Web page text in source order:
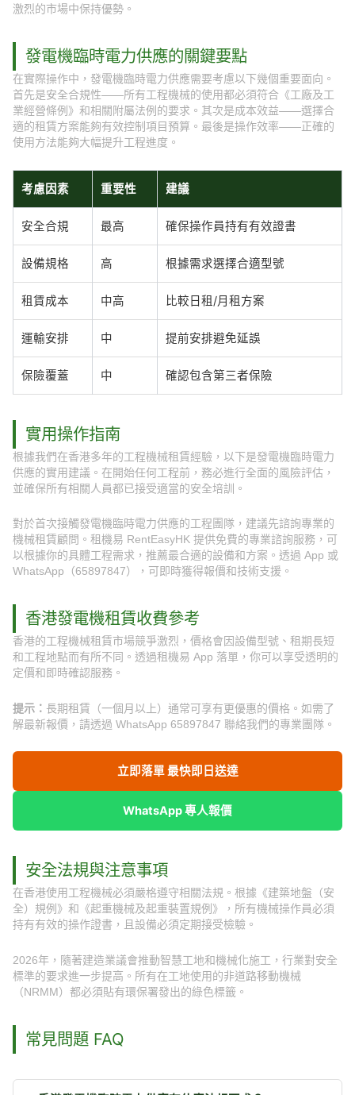
激烈的市場中保持優勢。
發電機臨時電力供應的關鍵要點
在實際操作中，發電機臨時電力供應需要考慮以下幾個重要面向。
首先是安全合規性——所有工程機械的使用都必須符合《工廠及工
業經營條例》和相關附屬法例的要求。其次是成本效益——選擇合
適的租賃方案能夠有效控制項目預算。最後是操作效率——正確的
使用方法能夠大幅提升工程進度。
考慮因素 重要性 建議
安全合規 最高 確保操作員持有有效證書
設備規格 高 根據需求選擇合適型號
租賃成本 中高 比較日租/月租方案
運輸安排 中 提前安排避免延誤
保險覆蓋 中 確認包含第三者保險
實用操作指南
根據我們在香港多年的工程機械租賃經驗，以下是發電機臨時電力
供應的實用建議。在開始任何工程前，務必進行全面的風險評估，
並確保所有相關人員都已接受適當的安全培訓。
對於首次接觸發電機臨時電力供應的工程團隊，建議先諮詢專業的
機械租賃顧問。租機易 RentEasyHK 提供免費的專業諮詢服務，可
以根據你的具體工程需求，推薦最合適的設備和方案。透過 App 或
WhatsApp（65897847），可即時獲得報價和技術支援。
香港發電機租賃收費參考
香港的工程機械租賃市場競爭激烈，價格會因設備型號、租期長短
和工程地點而有所不同。透過租機易 App 落單，你可以享受透明的
定價和即時確認服務。
提示： 長期租賃（一個月以上）通常可享有更優惠的價格。如需了
解最新報價，請透過 WhatsApp 65897847 聯絡我們的專業團隊。
立即落單 最快即日送達
WhatsApp 專人報價
安全法規與注意事項
在香港使用工程機械必須嚴格遵守相關法規。根據《建築地盤（安
全）規例》和《起重機械及起重裝置規例》，所有機械操作員必須
持有有效的操作證書，且設備必須定期接受檢驗。
2026年，隨著建造業議會推動智慧工地和機械化施工，行業對安全
標準的要求進一步提高。所有在工地使用的非道路移動機械
（NRMM）都必須貼有環保署發出的綠色標籤。
常見問題 FAQ